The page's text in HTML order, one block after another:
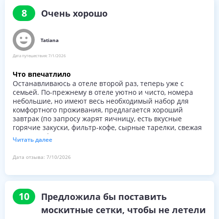
детская кроватка в номер (по запросу).
8 Очень хорошо
Tatiana
Дата путешествия:7/1/2026
Что впечатлило
Останавливаюсь а отеле второй раз, теперь уже с
семьей. По-прежнему в отеле уютно и чисто, номера
небольшие, но имеют весь необходимый набор для
комфортного проживания, предлагается хороший
завтрак (по запросу жарят яичницу, есть вкусные
горячие закуски, фильтр-кофе, сырные тарелки, свежая
выпечка, фрукты). Расположение в историческом
центре позволяет гулять и наслаждаться атмосферой
старого Тбилиси. Отзывчивый персонал. Отель
небольшой, без лишней толпы, по соотношению цена-
Благодарим!
Что огорчило
(был гораздо меньше, в нем отсутствовал стол и стул, не
было сейфа). По запросу номер поменяли (благодарим),
но новый оказался на первом этаже, окно в номере
открывалось как дверь, оставлять его на ночь открытым
Читать далее
Дата отзыва: 7/10/2026
10
Предложила бы поставить
москитные сетки, чтобы не летели